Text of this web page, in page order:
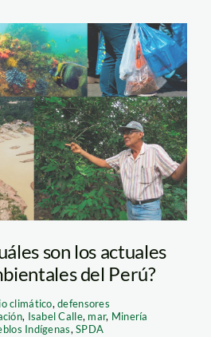
ambientales
son los actuales
del Perú?
climático,defensores
, Isabel Calle, mar, Minería
Indígenas,SPDA